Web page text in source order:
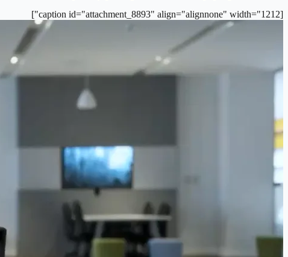
[caption id="attachment_8893" align="alignnone" width="1212"]